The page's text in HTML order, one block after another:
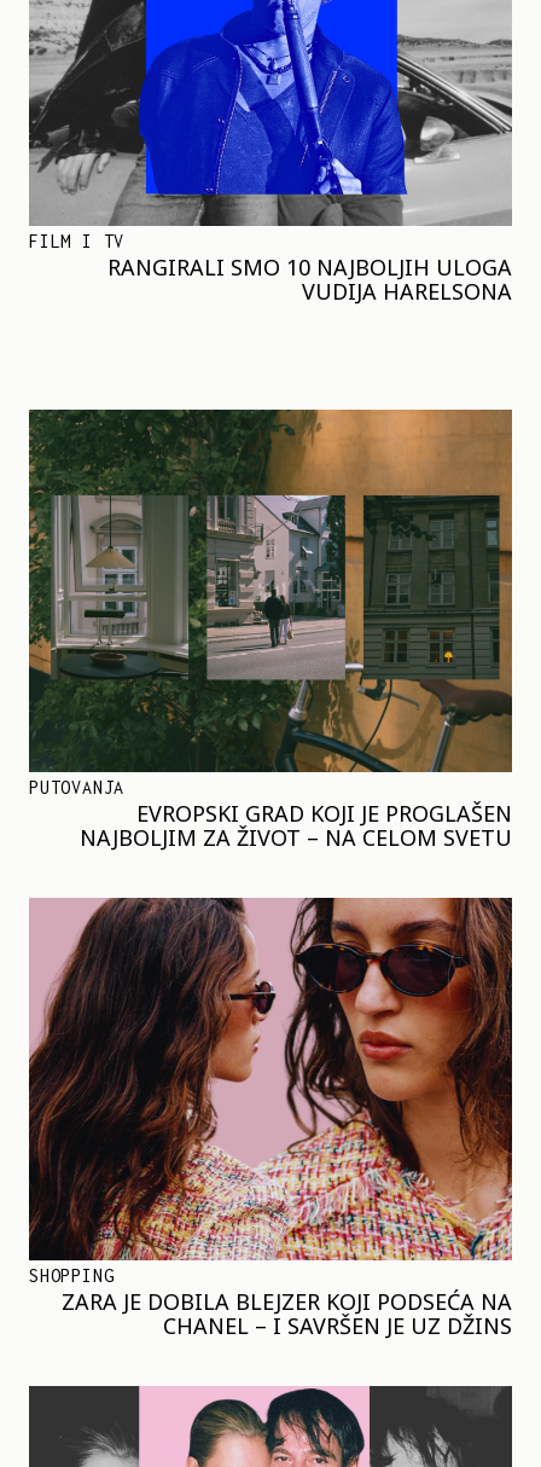
FILM I TV
RANGIRALI SMO 10 NAJBOLJIH ULOGA
VUDIJA HARELSONA
PUTOVANJA
EVROPSKI GRAD KOJI JE PROGLAŠEN
NAJBOLJIM ZA ŽIVOT – NA CELOM SVETU
SHOPPING
ZARA JE DOBILA BLEJZER KOJI PODSEĆA NA
CHANEL – I SAVRŠEN JE UZ DŽINS